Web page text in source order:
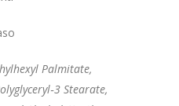
Palmitate,
Stearate,